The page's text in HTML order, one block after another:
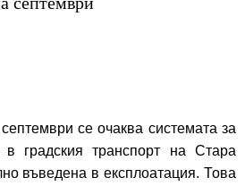
се очаква системата за
в градския транспорт на Стара
въведена в експлоатация. Това